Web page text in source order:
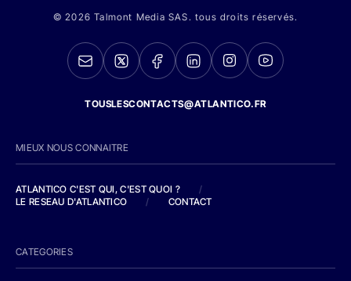
© 2026 Talmont Media SAS. tous droits réservés.
TOUSLESCONTACTS@ATLANTICO.FR
MIEUX NOUS CONNAITRE
ATLANTICO C'EST QUI, C'EST QUOI ?
/
LE RESEAU D'ATLANTICO
/ CONTACT
CATEGORIES